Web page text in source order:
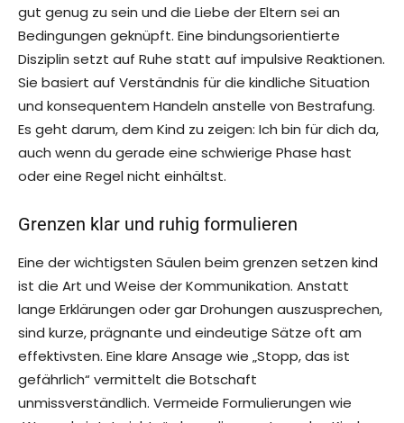
gut genug zu sein und die Liebe der Eltern sei an
Bedingungen geknüpft. Eine bindungsorientierte
Disziplin setzt auf Ruhe statt auf impulsive Reaktionen.
Sie basiert auf Verständnis für die kindliche Situation
und konsequentem Handeln anstelle von Bestrafung.
Es geht darum, dem Kind zu zeigen: Ich bin für dich da,
auch wenn du gerade eine schwierige Phase hast
oder eine Regel nicht einhältst.
Grenzen klar und ruhig formulieren
Eine der wichtigsten Säulen beim grenzen setzen kind
ist die Art und Weise der Kommunikation. Anstatt
lange Erklärungen oder gar Drohungen auszusprechen,
sind kurze, prägnante und eindeutige Sätze oft am
effektivsten. Eine klare Ansage wie „Stopp, das ist
gefährlich“ vermittelt die Botschaft
unmissverständlich. Vermeide Formulierungen wie